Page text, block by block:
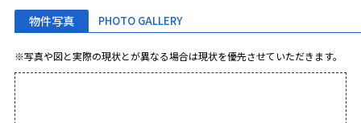
物件写真 PHOTO GALLERY
※写真や図と実際の現状とが異なる場合は現状を優先させていただきます。